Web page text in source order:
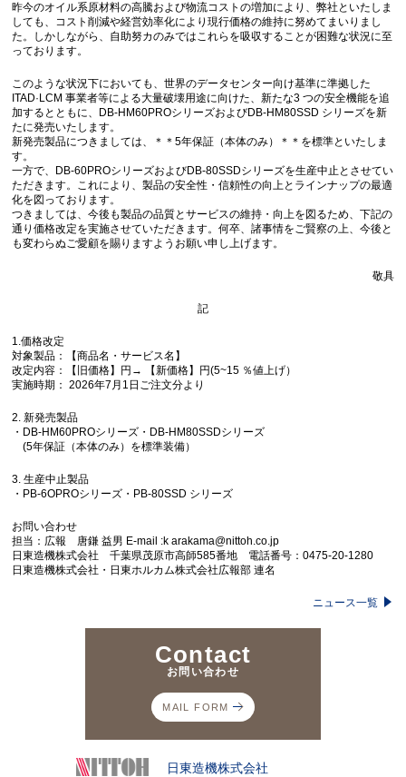
昨今のオイル系原材料の高騰および物流コストの増加により、弊社といたしま
しても、コスト削減や経営効率化により現行価格の維持に努めてまいりまし
た。しかしながら、自助努カのみではこれらを吸収することが困難な状況に至
っております。
このような状況下においても、世界のデータセンター向け基準に準拠した
ITAD·LCM 事業者等による大量破壊用途に向けた、新たな3 つの安全機能を追
加するとともに、DB-HM60PROシリーズおよびDB-HM80SSD シリーズを新
たに発売いたします。
新発売製品につきましては、＊＊5年保証（本体のみ）＊＊を標準といたしま
す。
一方で、DB-60PROシリーズおよびDB-80SSDシリーズを生産中止とさせてい
ただきます。これにより、製品の安全性・信頼性の向上とラインナップの最適
化を図っております。
つきましては、今後も製品の品質とサービスの維持・向上を図るため、下記の
通り価格改定を実施させていただきます。何卒、諸事情をご賢察の上、今後と
も変わらぬご愛顧を賜りますようお願い申し上げます。
敬具
記
1.価格改定
対象製品：【商品名・サービス名】
改定内容：【旧価格】円→ 【新価格】円(5~15 ％値上げ）
実施時期： 2026年7月1日ご注文分より
2. 新発売製品
・DB-HM60PROシリーズ・DB-HM80SSDシリーズ
(5年保証（本体のみ）を標準装備）
3. 生産中止製品
・ PB-6OPROシリーズ・PB-80SSD シリーズ
お問い合わせ
担当：広報 唐鎌 益男 E-mail :k arakama@nittoh.co.jp
日東造機株式会社 千葉県茂原市高師585番地 電話番号：0475-20-1280
日東造機株式会社・日東ホルカム株式会社広報部 連名
ニュース一覧
Contact
お問い合わせ
MAIL FORM
日東造機株式会社